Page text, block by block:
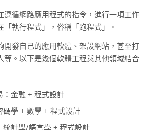
遵循網路應用程式的指令，進行一項工作
「執行程式」，俗稱「跑程式」。
開發自己的應用軟體、架設網站，甚至打
等。以下是幾個軟體工程與其他領域結合
：金融 + 程式設計
碼學 + 數學 + 程式設計
統計學/語言學 + 程式設計